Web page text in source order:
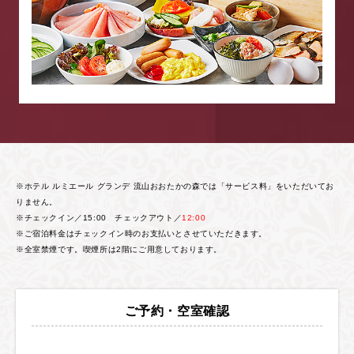
※ホテル ルミエール グランデ 流山おおたかの森では「サービス料」をいただいてお
りません。
※チェックイン／15:00 チェックアウト／12:00
※ご宿泊料金はチェックイン時のお支払いとさせていただきます。
※全室禁煙です。喫煙所は2階にご用意しております。
ご予約・空室確認